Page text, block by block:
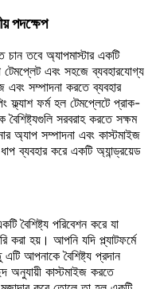
পদক্ষেপ
তবে অ্যাপমাস্টার একটি
এবং সহজে ব্যবহারযোগ্য
এবং সম্পাদনা করতে ব্যবহার
ফ্ল্যাশ ফর্ম হল টেমপ্লেটে প্রাক-
সরবরাহ করতে সক্ষম
অ্যাপ সম্পাদনা এবং কাস্টমাইজ
ব্যবহার করে একটি অ্যান্ড্রয়েড
বৈশিষ্ট্য পরিবেশন করে যা
করা হয়। আপনি যদি প্ল্যাটফর্মে
আপনাকে বৈশিষ্ট্য প্রদান
অনুযায়ী কাস্টমাইজ করতে